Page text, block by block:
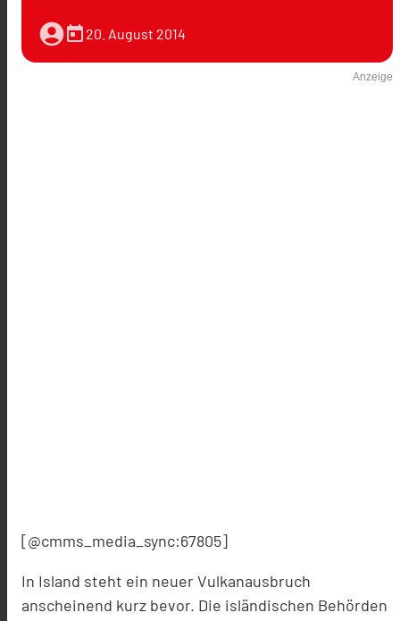
account_circle today 20. August 2014
Anzeige
[@cmms_media_sync:67805]
In Island steht ein neuer Vulkanausbruch
anscheinend kurz bevor. Die isländischen Behörden